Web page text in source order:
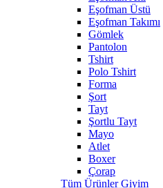
Eşofman Üstü
Eşofman Takımı
Gömlek
Pantolon
Tshirt
Polo Tshirt
Forma
Şort
Tayt
Şortlu Tayt
Mayo
Atlet
Boxer
Çorap
Tüm Ürünler Giyim